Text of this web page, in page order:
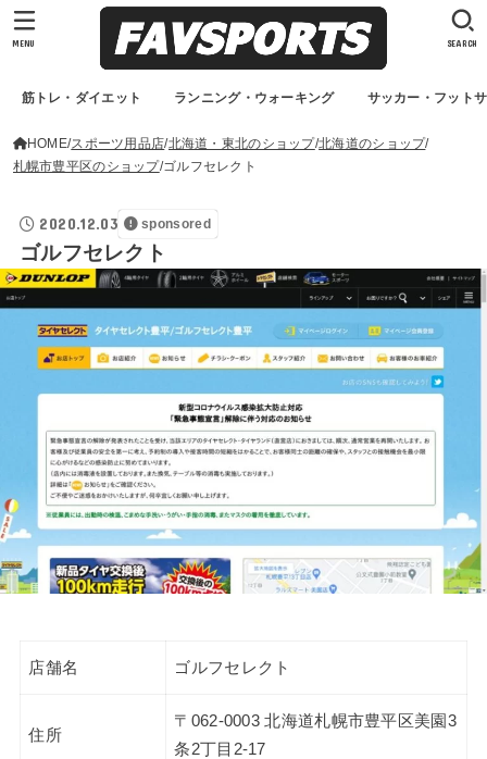
筋トレ・ダイエット ランニング・ウォーキング サッカー・フット
SEARCH
MENU
HOME スポーツ用品店 北海道・東北のショップ 北海道のショップ
札幌市豊平区のショップ ゴルフセレクト
2020.12.03 sponsored
ゴルフセレクト
店舗名 ゴルフセレクト
住所
〒062-0003 北海道札幌市豊平区美園3
条2丁目2-17